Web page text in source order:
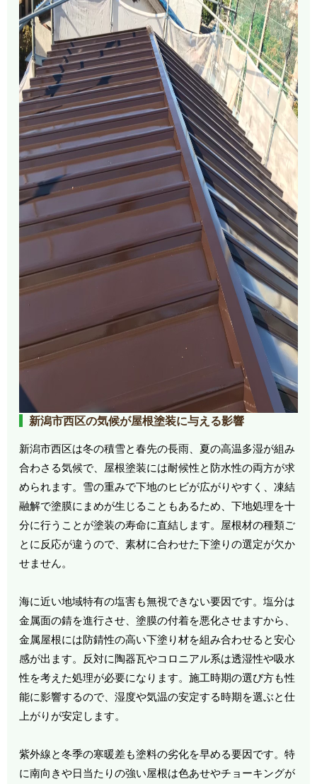
新潟市西区の気候が屋根塗装に与える影響
新潟市西区は冬の積雪と春先の長雨、夏の高温多湿が組み
合わさる気候で、屋根塗装には耐候性と防水性の両方が求
められます。雪の重みで下地のヒビが広がりやすく、凍結
融解で塗膜にまめが生じることもあるため、下地処理を十
分に行うことが塗装の寿命に直結します。屋根材の種類ご
とに反応が違うので、素材に合わせた下塗りの選定が欠か
せません。
海に近い地域特有の塩害も無視できない要因です。塩分は
金属面の錆を進行させ、塗膜の付着を悪化させますから、
金属屋根には防錆性の高い下塗り材を組み合わせると安心
感が出ます。反対に陶器瓦やコロニアル系は透湿性や吸水
性を考えた処理が必要になります。施工時期の選び方も性
能に影響するので、湿度や気温の安定する時期を選ぶと仕
上がりが安定します。
紫外線と冬季の寒暖差も塗料の劣化を早める要因です。特
に南向きや日当たりの強い屋根は色あせやチョーキングが